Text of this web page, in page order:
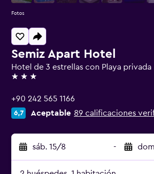
Semiz Apart Hotel
Hotel de 3 estrellas con Playa privada
3 estrellas
+90 242 565 1166
6,7 Aceptable 89 calificaciones
sáb. 15/8 -
Fotos